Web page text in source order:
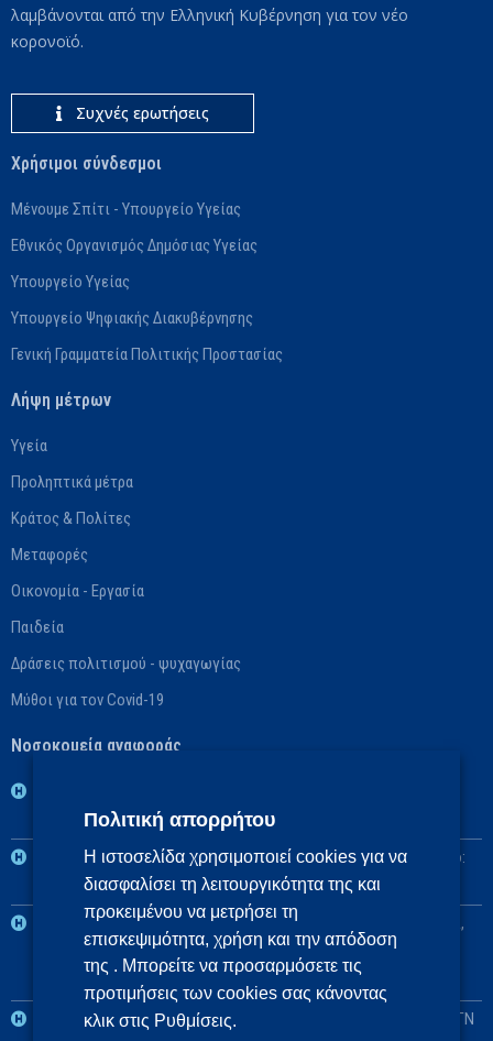
λαμβάνονται από την Ελληνική Κυβέρνηση για τον νέο
κορονοϊό.
Συχνές ερωτήσεις
Χρήσιμοι σύνδεσμοι
Μένουμε Σπίτι - Υπουργείο Υγείας
Εθνικός Οργανισμός Δημόσιας Υγείας
Υπουργείο Υγείας
Υπουργείο Ψηφιακής Διακυβέρνησης
Γενική Γραμματεία Πολιτικής Προστασίας
Λήψη μέτρων
Υγεία
Προληπτικά μέτρα
Κράτος & Πολίτες
Μεταφορές
Οικονομία - Εργασία
Παιδεία
Δράσεις πολιτισμού - ψυχαγωγίας
Μύθοι για τον Covid-19
Νοσοκομεία αναφοράς
Αναπληρωματικό: ΓΝ Αθηνών «Ο Ευαγγελισμός»
2η ΥΠΕ: Βασικό: Πανεπιστημιακό ΓΝ «Αττικόν», Αναπληρωματικό:
ΓΝ Ελευσίνας «Θριάσιο»
3η και 4η ΥΠΕ: Βασικό: Πανεπιστημιακό ΓΝ Θεσσαλονίκης ΑΧΕΠΑ,
Αναπληρωματικά: Πανεπιστημιακό ΓΝ Αλεξανδρούπολης, ΓΝ
Πτολεμαΐδας «Μποδοσάκειο»
5η ΥΠΕ: Βασικό: Πανεπιστημιακό ΓΝ Λάρισας, Αναπληρωματικό: ΓΝ
Πολιτική απορρήτου
Η ιστοσελίδα χρησιμοποιεί cookies για να
διασφαλίσει τη λειτουργικότητα της και
προκειμένου να μετρήσει τη
επισκεψιμότητα, χρήση και την απόδοση
της . Μπορείτε να προσαρμόσετε τις
προτιμήσεις των cookies σας κάνοντας
κλικ στις Ρυθμίσεις.